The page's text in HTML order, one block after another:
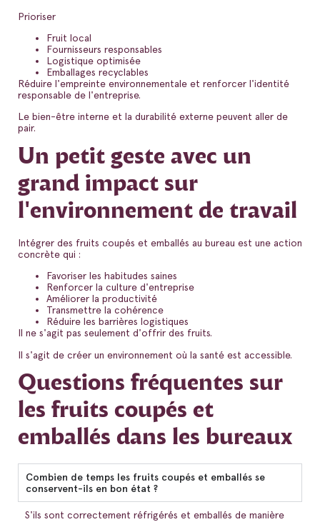
Prioriser
Fruit local
Fournisseurs responsables
Logistique optimisée
Emballages recyclables
Réduire l'empreinte environnementale et renforcer l'identité
responsable de l'entreprise.
Le bien-être interne et la durabilité externe peuvent aller de
pair.
Un petit geste avec un
grand impact sur
l'environnement de travail
Intégrer des fruits coupés et emballés au bureau est une action
concrète qui :
Favoriser les habitudes saines
Renforcer la culture d'entreprise
Améliorer la productivité
Transmettre la cohérence
Réduire les barrières logistiques
Il ne s'agit pas seulement d'offrir des fruits.
Il s'agit de créer un environnement où la santé est accessible.
Questions fréquentes sur
les fruits coupés et
emballés dans les bureaux
Combien de temps les fruits coupés et emballés se
conservent-ils en bon état ?
S'ils sont correctement réfrigérés et emballés de manière